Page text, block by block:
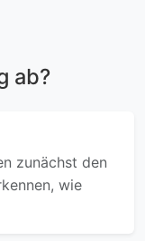
ab?
zunächst den
wie